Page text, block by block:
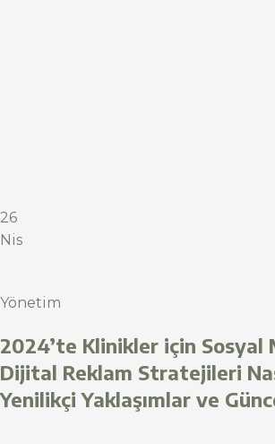
26
Nis
Yönetim
2024’te Klinikler için Sosyal
Dijital Reklam Stratejileri
Yenilikçi Yaklaşımlar ve